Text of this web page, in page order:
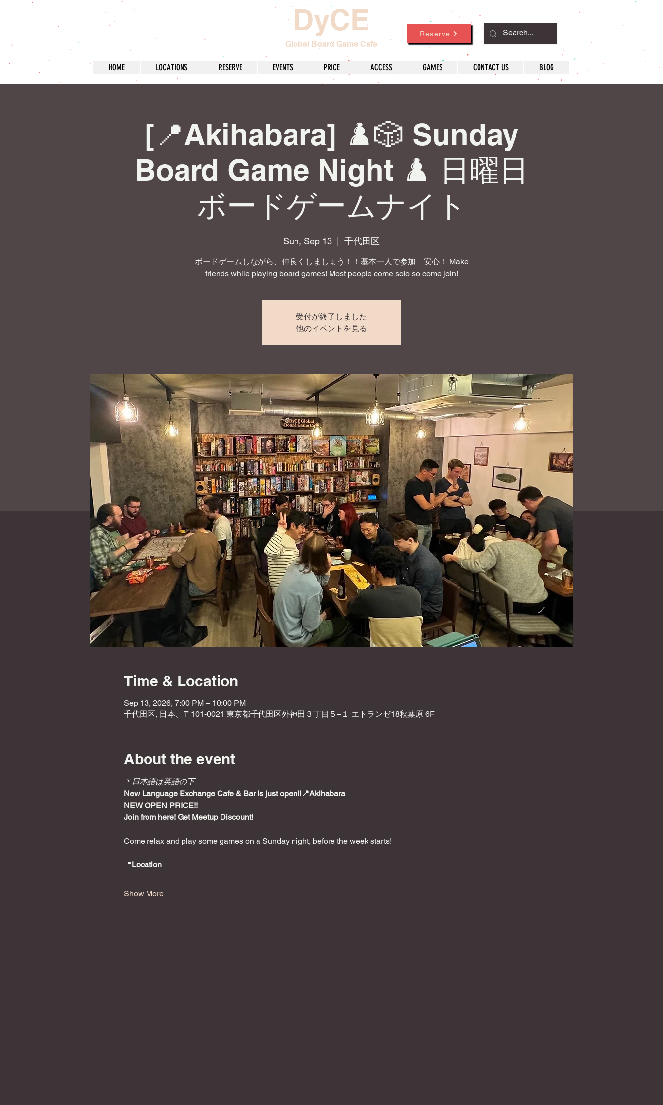
DyCE
Global Board Game Cafe
Reserve
HOME LOCATIONS RESERVE EVENTS PRICE ACCESS GAMES CONTACT US BLOG
[📍Akihabara] ♟️🎲 Sunday
Board Game Night ♟️ 日曜日
ボードゲームナイト
Sun, Sep 13 千代田区
ボードゲームしながら、仲良くしましょう！！基本一人で参加 安心！ Make
friends while playing board games! Most people come solo so come join!
受付が終了しました
他のイベントを見る
Time & Location
Sep 13, 2026, 7:00 PM – 10:00 PM
千代田区, 日本、〒101-0021 東京都千代田区外神田３丁目５−１ エトランゼ18秋葉原 6F
About the event
＊日本語は英語の下
New Language Exchange Cafe & Bar is just open!!📍Akihabara
NEW OPEN PRICE!!
Join from here! Get Meetup Discount!
Come relax and play some games on a Sunday night, before the week starts!
📍Location
Show More